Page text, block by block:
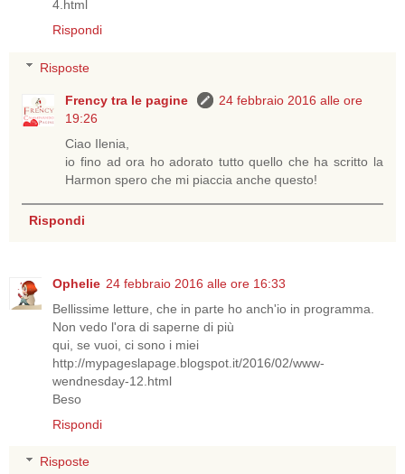
4.html
Rispondi
Risposte
Frency tra le pagine
24 febbraio 2016 alle ore
19:26
Ciao Ilenia,
io fino ad ora ho adorato tutto quello che ha scritto la
Harmon spero che mi piaccia anche questo!
Rispondi
Ophelie 24 febbraio 2016 alle ore 16:33
Bellissime letture, che in parte ho anch'io in programma.
Non vedo l'ora di saperne di più
qui, se vuoi, ci sono i miei
http://mypageslapage.blogspot.it/2016/02/www-
wendnesday-12.html
Beso
Rispondi
Risposte